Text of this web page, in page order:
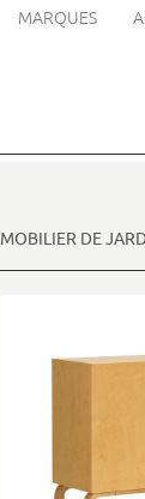
MARQUES
MOBILIER DE